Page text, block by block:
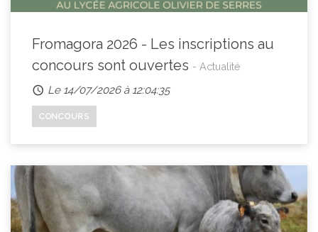
Fromagora 2026 - Les inscriptions au
concours sont ouvertes - Actualité
Le 14/07/2026 à 12:04:35
CONCOURS